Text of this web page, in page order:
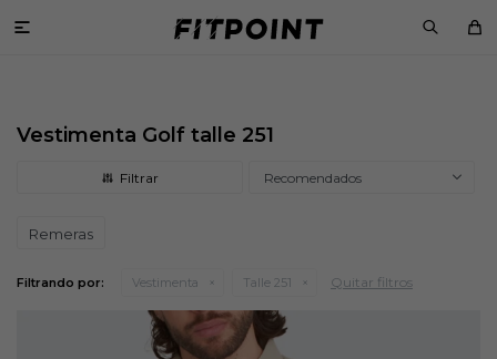

Vestimenta Golf talle 251
Recomendados
Remeras
Filtrando por: Vestimenta Talle 251 Quitar filtros